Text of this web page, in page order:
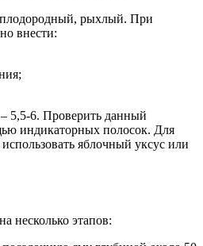
рыхлый. При
внести:
5,5-6. Проверить данный
индикаторных полосок. Для
яблочный уксус или
несколько этапов: